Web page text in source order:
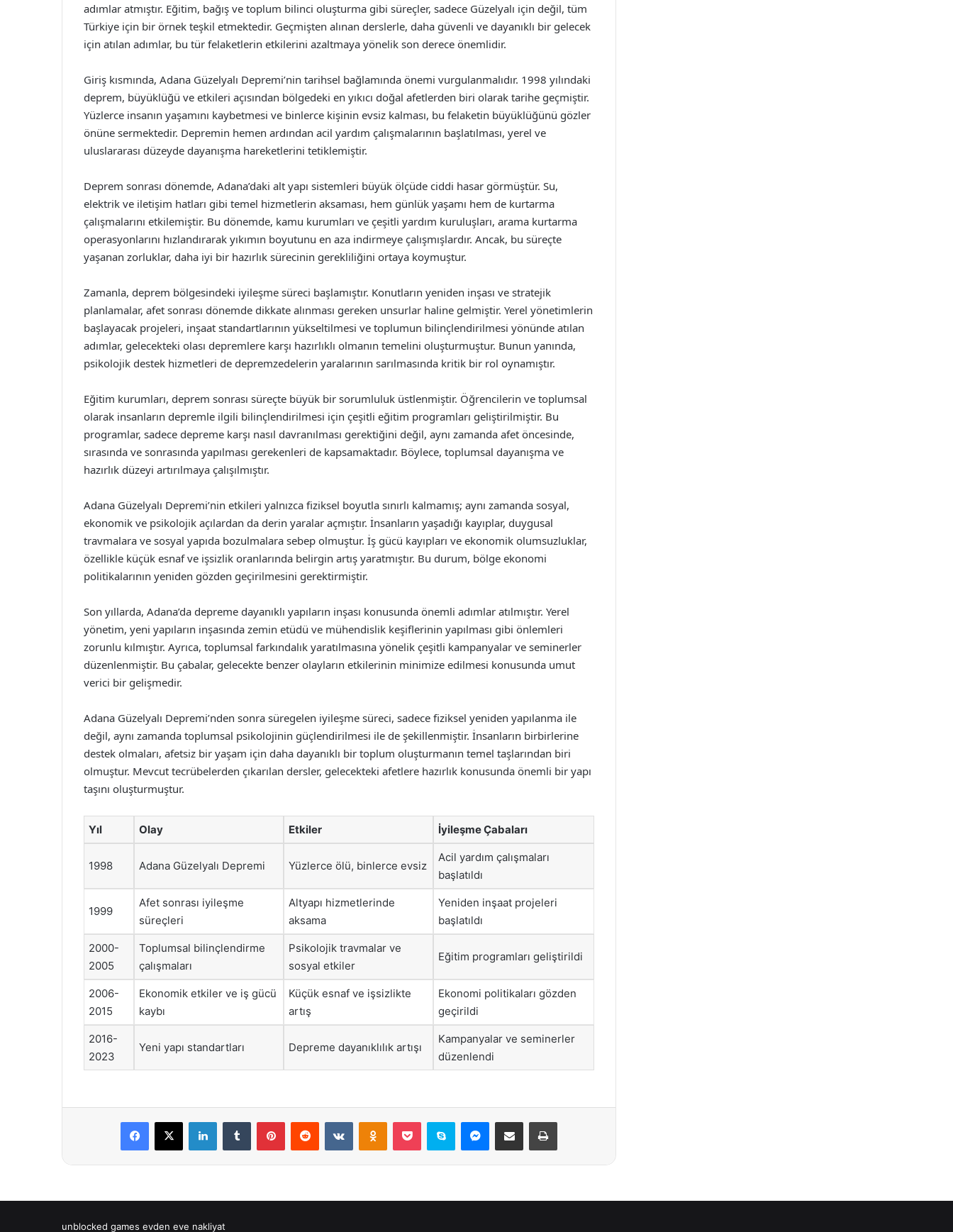
adımlar atmıştır. Eğitim, bağış ve toplum bilinci oluşturma gibi süreçler, sadece Güzelyalı için değil, tüm
Türkiye için bir örnek teşkil etmektedir. Geçmişten alınan derslerle, daha güvenli ve dayanıklı bir gelecek
için atılan adımlar, bu tür felaketlerin etkilerini azaltmaya yönelik son derece önemlidir.
Giriş kısmında, Adana Güzelyalı Depremi’nin tarihsel bağlamında önemi vurgulanmalıdır. 1998 yılındaki
deprem, büyüklüğü ve etkileri açısından bölgedeki en yıkıcı doğal afetlerden biri olarak tarihe geçmiştir.
Yüzlerce insanın yaşamını kaybetmesi ve binlerce kişinin evsiz kalması, bu felaketin büyüklüğünü gözler
önüne sermektedir. Depremin hemen ardından acil yardım çalışmalarının başlatılması, yerel ve
uluslararası düzeyde dayanışma hareketlerini tetiklemiştir.
Deprem sonrası dönemde, Adana’daki alt yapı sistemleri büyük ölçüde ciddi hasar görmüştür. Su,
elektrik ve iletişim hatları gibi temel hizmetlerin aksaması, hem günlük yaşamı hem de kurtarma
çalışmalarını etkilemiştir. Bu dönemde, kamu kurumları ve çeşitli yardım kuruluşları, arama kurtarma
operasyonlarını hızlandırarak yıkımın boyutunu en aza indirmeye çalışmışlardır. Ancak, bu süreçte
yaşanan zorluklar, daha iyi bir hazırlık sürecinin gerekliliğini ortaya koymuştur.
Zamanla, deprem bölgesindeki iyileşme süreci başlamıştır. Konutların yeniden inşası ve stratejik
planlamalar, afet sonrası dönemde dikkate alınması gereken unsurlar haline gelmiştir. Yerel yönetimlerin
başlayacak projeleri, inşaat standartlarının yükseltilmesi ve toplumun bilinçlendirilmesi yönünde atılan
adımlar, gelecekteki olası depremlere karşı hazırlıklı olmanın temelini oluşturmuştur. Bunun yanında,
psikolojik destek hizmetleri de depremzedelerin yaralarının sarılmasında kritik bir rol oynamıştır.
Eğitim kurumları, deprem sonrası süreçte büyük bir sorumluluk üstlenmiştir. Öğrencilerin ve toplumsal
olarak insanların depremle ilgili bilinçlendirilmesi için çeşitli eğitim programları geliştirilmiştir. Bu
programlar, sadece depreme karşı nasıl davranılması gerektiğini değil, aynı zamanda afet öncesinde,
sırasında ve sonrasında yapılması gerekenleri de kapsamaktadır. Böylece, toplumsal dayanışma ve
hazırlık düzeyi artırılmaya çalışılmıştır.
Adana Güzelyalı Depremi’nin etkileri yalnızca fiziksel boyutla sınırlı kalmamış; aynı zamanda sosyal,
ekonomik ve psikolojik açılardan da derin yaralar açmıştır. İnsanların yaşadığı kayıplar, duygusal
travmalara ve sosyal yapıda bozulmalara sebep olmuştur. İş gücü kayıpları ve ekonomik olumsuzluklar,
özellikle küçük esnaf ve işsizlik oranlarında belirgin artış yaratmıştır. Bu durum, bölge ekonomi
politikalarının yeniden gözden geçirilmesini gerektirmiştir.
Son yıllarda, Adana’da depreme dayanıklı yapıların inşası konusunda önemli adımlar atılmıştır. Yerel
yönetim, yeni yapıların inşasında zemin etüdü ve mühendislik keşiflerinin yapılması gibi önlemleri
zorunlu kılmıştır. Ayrıca, toplumsal farkındalık yaratılmasına yönelik çeşitli kampanyalar ve seminerler
düzenlenmiştir. Bu çabalar, gelecekte benzer olayların etkilerinin minimize edilmesi konusunda umut
verici bir gelişmedir.
Adana Güzelyalı Depremi’nden sonra süregelen iyileşme süreci, sadece fiziksel yeniden yapılanma ile
değil, aynı zamanda toplumsal psikolojinin güçlendirilmesi ile de şekillenmiştir. İnsanların birbirlerine
destek olmaları, afetsiz bir yaşam için daha dayanıklı bir toplum oluşturmanın temel taşlarından biri
olmuştur. Mevcut tecrübelerden çıkarılan dersler, gelecekteki afetlere hazırlık konusunda önemli bir yapı
taşını oluşturmuştur.
Yıl Olay Etkiler İyileşme Çabaları
1998 Adana Güzelyalı Depremi Yüzlerce ölü, binlerce evsiz
Acil yardım çalışmaları
başlatıldı
1999
Afet sonrası iyileşme
süreçleri
Altyapı hizmetlerinde
aksama
Yeniden inşaat projeleri
başlatıldı
2000-
2005
Toplumsal bilinçlendirme
çalışmaları
Psikolojik travmalar ve
sosyal etkiler
Eğitim programları geliştirildi
2006-
2015
Ekonomik etkiler ve iş gücü
kaybı
Küçük esnaf ve işsizlikte
artış
Ekonomi politikaları gözden
geçirildi
2016-
2023
Yeni yapı standartları Depreme dayanıklılık artışı
Kampanyalar ve seminerler
düzenlendi
Facebook
X LinkedInTumblr PinterestReddit VKontakteOdnoklassniki
Pocket Skype Messenger
E-Posta ile paylaş Yazdır
unblocked games evden eve nakliyat